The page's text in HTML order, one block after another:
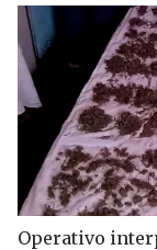
Operativo